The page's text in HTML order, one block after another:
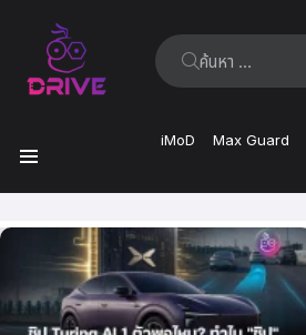
ค้นหา:
iMoD Max Guard
ล่าสุด